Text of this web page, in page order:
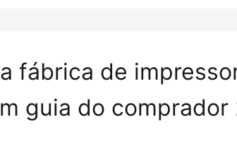
fábrica de
guia do comprador